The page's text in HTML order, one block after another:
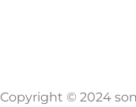
Copyright © 2024